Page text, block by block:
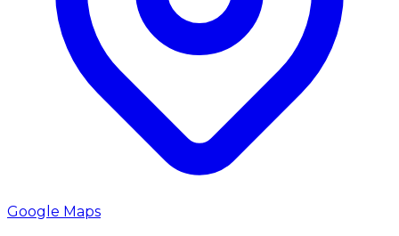
Google Maps